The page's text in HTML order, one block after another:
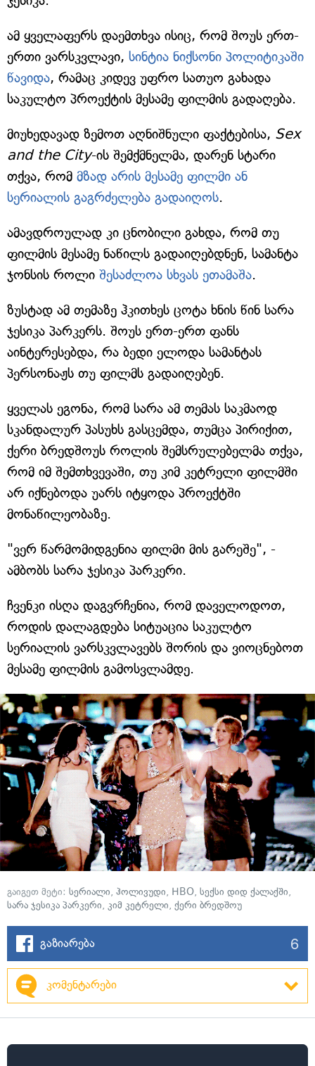
ამ ყველაფერს დაემთხვა ისიც, რომ შოუს ერთ-
ერთი ვარსკვლავი, სინტია ნიქსონი პოლიტიკაში
წავიდა, რამაც კიდევ უფრო სათუო გახადა
საკულტო პროექტის მესამე ფილმის გადაღება.
მიუხედავად ზემოთ აღნიშნული ფაქტებისა, Sex
and the City-ის შემქმნელმა, დარენ სტარი
თქვა, რომ მზად არის მესამე ფილმი ან
სერიალის გაგრძელება გადაიღოს.
ამავდროულად კი ცნობილი გახდა, რომ თუ
ფილმის მესამე ნაწილს გადაიღებდნენ, სამანტა
ჯონსის როლი შესაძლოა სხვას ეთამაშა.
ზუსტად ამ თემაზე ჰკითხეს ცოტა ხნის წინ სარა
ჯესიკა პარკერს. შოუს ერთ-ერთ ფანს
აინტერესებდა, რა ბედი ელოდა სამანტას
პერსონაჟს თუ ფილმს გადაიღებენ.
ყველას ეგონა, რომ სარა ამ თემას საკმაოდ
სკანდალურ პასუხს გასცემდა, თუმცა პირიქით,
ქერი ბრედშოუს როლის შემსრულებელმა თქვა,
რომ იმ შემთხვევაში, თუ კიმ კეტრელი ფილმში
არ იქნებოდა უარს იტყოდა პროექტში
მონაწილეობაზე.
"ვერ წარმომიდგენია ფილმი მის გარეშე", -
ამბობს სარა ჯესიკა პარკერი.
ჩვენკი ისღა დაგვრჩენია, რომ დაველოდოთ,
როდის დალაგდება სიტუაცია საკულტო
სერიალის ვარსკვლავებს შორის და ვიოცნებოთ
მესამე ფილმის გამოსვლამდე.
გაიგეთ მეტი: სერიალი, ჰოლივუდი, HBO, სექსი დიდ ქალაქში,
სარა ჯესიკა პარკერი, კიმ კეტრელი, ქერი ბრედშოუ
გაზიარება 6
კომენტარები